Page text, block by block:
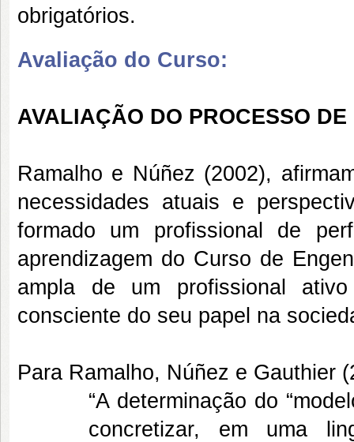
obrigatórios.
Avaliação do Curso:
AVALIAÇÃO DO PROCESSO
Ramalho e Núñez (2002),
necessidades atuais e
formado um profissional de
aprendizagem do Curso de
ampla de um profissional
consciente do seu papel na
Para Ramalho, Núñez e Gauthier
“A determinação do
concretizar, em uma